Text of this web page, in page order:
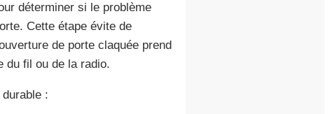
déterminer si le problème
Cette étape évite de
de porte claquée prend
du fil ou de la radio.
: